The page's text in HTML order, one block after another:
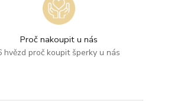
Proč nakoupit u nás
hvězd proč koupit šperky u nás